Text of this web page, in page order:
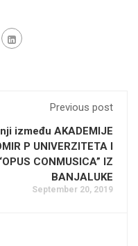
Previous post
između AKADEMIJE
P UNIVERZITETA I
CONMUSICA” IZ
BANJALUKE
September 20, 2019